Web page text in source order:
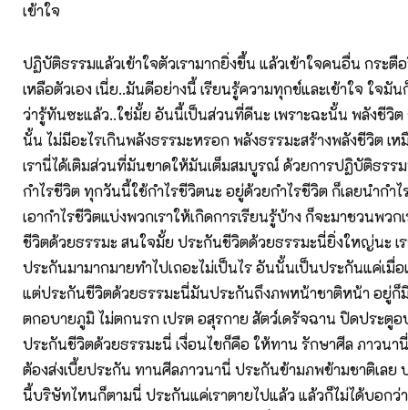
เข้าใจ
ปฏิบัติธรรมแล้วเข้าใจตัวเรามากยิ่งขึ้น แล้วเข้าใจคนอื่น กระตื
เหลือตัวเอง เนี่ย..มันดีอย่างนี้ เรียนรู้ความทุกข์และเข้าใจ ใจมัน
ว่ารู้ทันซะแล้ว..ใช่มั้ย อันนี้เป็นส่วนที่ดีนะ เพราะฉะนั้น พลังชีวิต
นั้น ไม่มีอะไรเกินพลังธรรมะหรอก พลังธรรมะสร้างพลังชีวิต เ
เรานี่ได้เติมส่วนที่มันขาดให้มันเต็มสมบูรณ์ ด้วยการปฏิบัติธรร
กำไรชีวิต ทุกวันนี้ใช้กำไรชีวิตนะ อยู่ด้วยกำไรชีวิต ก็เลยนำกำไ
เอากำไรชีวิตแบ่งพวกเราให้เกิดการเรียนรู้บ้าง ก็จะมาชวนพวก
ชีวิตด้วยธรรมะ สนใจมั้ย ประกันชีวิตด้วยธรรมะนี่ยิ่งใหญ่นะ เ
ประกันมามากมายทำไปเถอะไม่เป็นไร อันนั้นเป็นประกันแค่เมื่อ
แต่ประกันชีวิตด้วยธรรมะนี่มันประกันถึงภพหน้าชาติหน้า อยู่ก็
ตกอบายภูมิ ไม่ตกนรก เปรต อสุรกาย สัตว์เดรัจฉาน ปิดประตูอ
ประกันชีวิตด้วยธรรมะนี่ เงื่อนไขก็คือ ให้ทาน รักษาศีล ภาวนา
ต้องส่งเบี้ยประกัน ทานศีลภาวนานี่ ประกันข้ามภพข้ามชาติเลย
นี้บริษัทไหนก็ตามนี่ ประกันแค่เราตายไปแล้ว แล้วก็ไม่ได้บอกว่